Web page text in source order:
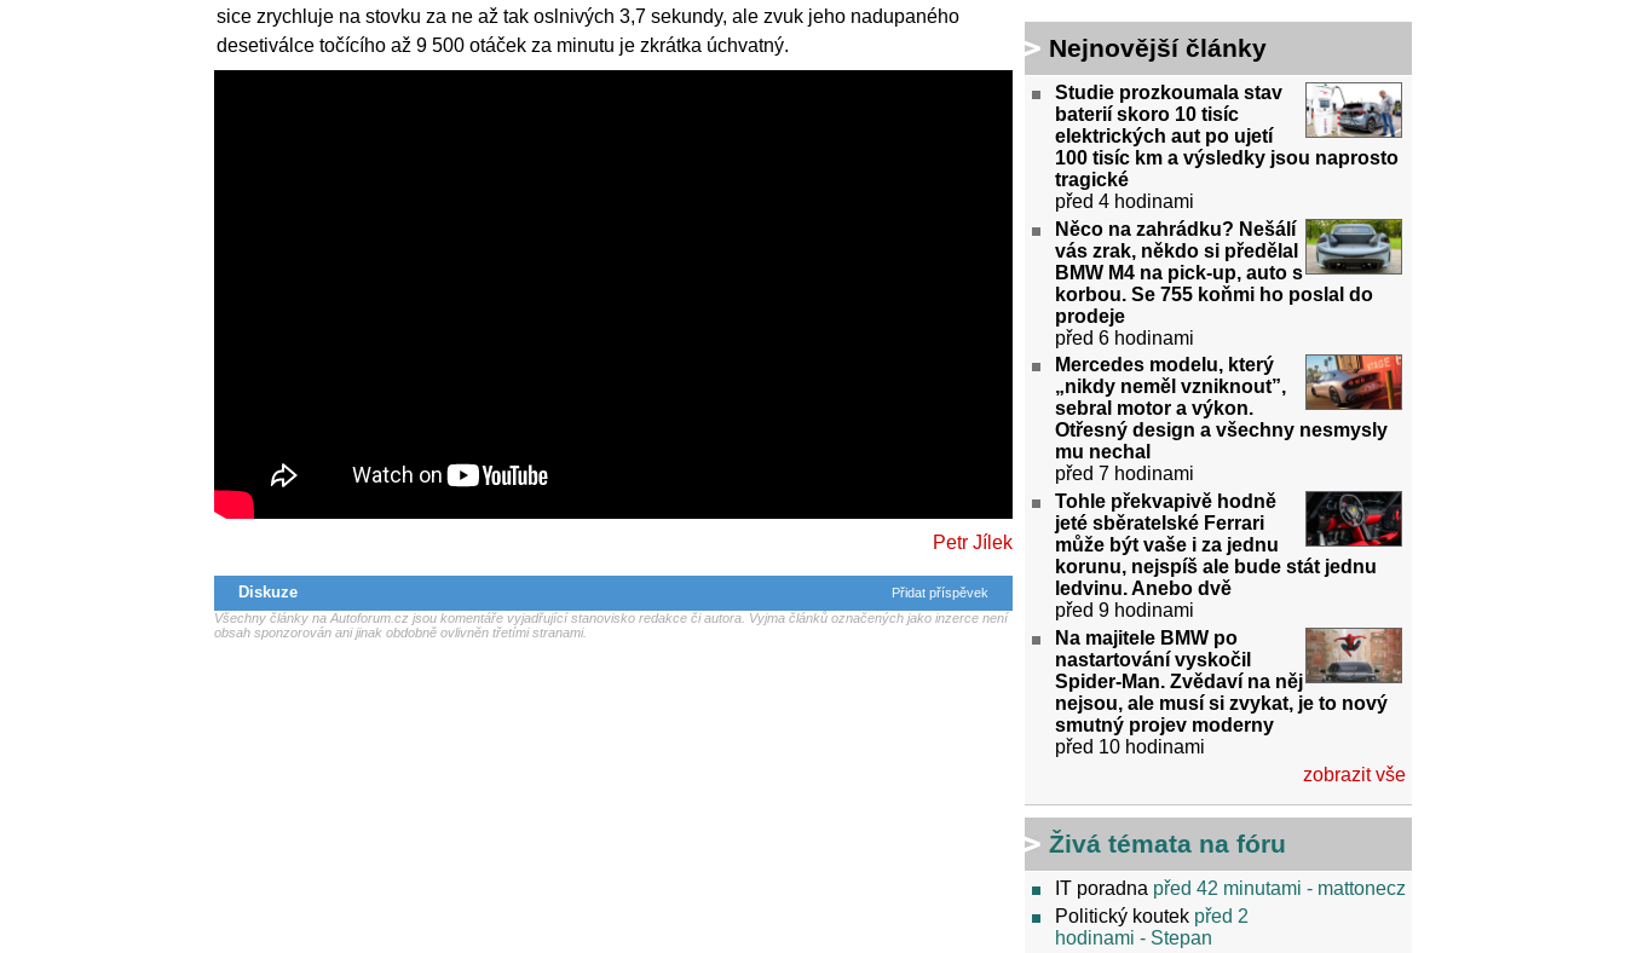
sice zrychluje na stovku za ne až tak oslnivých 3,7 sekundy, ale zvuk jeho nadupaného
desetiválce točícího až 9 500 otáček za minutu je zkrátka úchvatný.
Petr Jílek
Diskuze
Přidat příspěvek
Všechny články na Autoforum.cz jsou komentáře vyjadřující stanovisko redakce či autora. Vyjma článků označených jako inzerce není
obsah sponzorován ani jinak obdobně ovlivněn třetími stranami.
Nejnovější články
Studie prozkoumala stav
baterií skoro 10 tisíc
elektrických aut po ujetí
100 tisíc km a výsledky jsou naprosto
tragické
před 4 hodinami
Něco na zahrádku? Nešálí
vás zrak, někdo si předělal
BMW M4 na pick-up, auto s
korbou. Se 755 koňmi ho poslal do
prodeje
před 6 hodinami
Mercedes modelu, který
„nikdy neměl vzniknout”,
sebral motor a výkon.
Otřesný design a všechny nesmysly
mu nechal
před 7 hodinami
Tohle překvapivě hodně
jeté sběratelské Ferrari
může být vaše i za jednu
korunu, nejspíš ale bude stát jednu
ledvinu. Anebo dvě
před 9 hodinami
Na majitele BMW po
nastartování vyskočil
Spider-Man. Zvědaví na něj
nejsou, ale musí si zvykat, je to nový
smutný projev moderny
před 10 hodinami
zobrazit vše
Živá témata na fóru
IT poradna před 42 minutami - mattonecz
Politický koutek před 2
hodinami - Stepan